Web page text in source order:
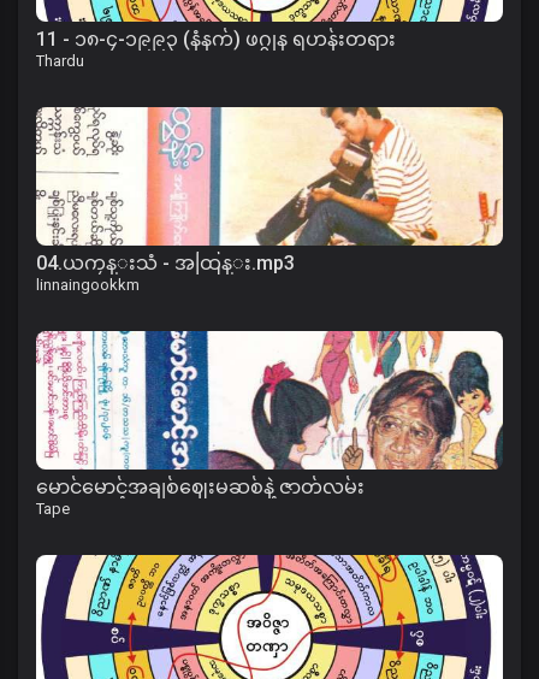
11 - ၁၈-၄-၁၉၉၃ (နံနက်) ဖဂ္ဂုန ရဟန်းတရား
Thardu
04.ယကၠန္းသံ - အထြန္း.mp3
linnaingookkm
မောင်မောင့်အချစ်ဈေးမဆစ်နဲ့ ဇာတ်လမ်း
Tape